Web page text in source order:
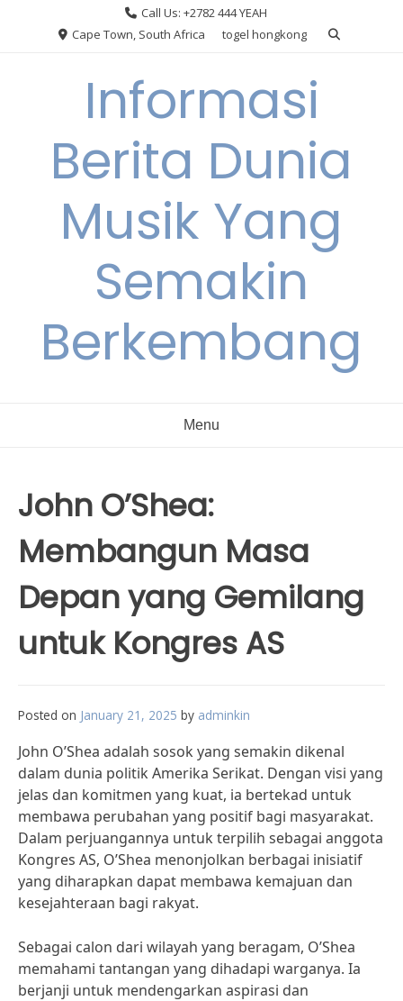
Call Us: +2782 444 YEAH
Cape Town, South Africa
togel hongkong
Informasi
Berita Dunia
Musik Yang
Semakin
Berkembang
Menu
John O’Shea:
Membangun Masa
Depan yang Gemilang
untuk Kongres AS
Posted on January 21, 2025 by adminkin
John O’Shea adalah sosok yang semakin dikenal
dalam dunia politik Amerika Serikat. Dengan visi yang
jelas dan komitmen yang kuat, ia bertekad untuk
membawa perubahan yang positif bagi masyarakat.
Dalam perjuangannya untuk terpilih sebagai anggota
Kongres AS, O’Shea menonjolkan berbagai inisiatif
yang diharapkan dapat membawa kemajuan dan
kesejahteraan bagi rakyat.
Sebagai calon dari wilayah yang beragam, O’Shea
memahami tantangan yang dihadapi warganya. Ia
berjanji untuk mendengarkan aspirasi dan